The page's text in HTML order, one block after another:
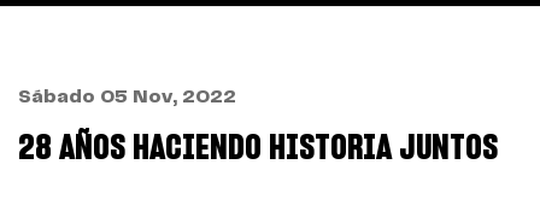
Sábado 05 Nov, 2022
28 AÑOS HACIENDO HISTORIA JUNTOS